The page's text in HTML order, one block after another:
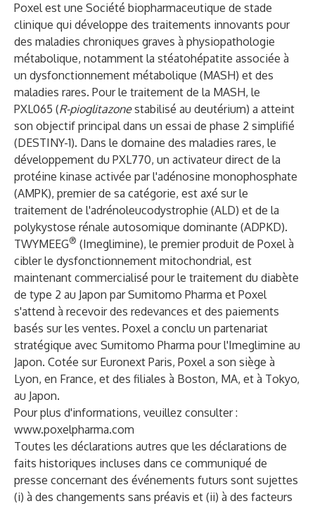
Poxel est une Société biopharmaceutique de stade
clinique qui développe des traitements innovants pour
des maladies chroniques graves à physiopathologie
métabolique, notamment la stéatohépatite associée à
un dysfonctionnement métabolique (MASH) et des
maladies rares. Pour le traitement de la MASH, le
PXL065 (R-pioglitazonestabilisé au deutérium) a atteint
son objectif principal dans un essai de phase 2 simplifié
(DESTINY-1). Dans le domaine des maladies rares, le
développement du PXL770, un activateur direct de la
protéine kinase activée par l'adénosine monophosphate
(AMPK), premier de sa catégorie, est axé sur le
traitement de l'adrénoleucodystrophie (ALD) et de la
polykystose rénale autosomique dominante (ADPKD).
TWYMEEG® (Imeglimine), le premier produit de Poxel à
cibler le dysfonctionnement mitochondrial, est
maintenant commercialisé pour le traitement du diabète
de type 2 au Japon par Sumitomo Pharma et Poxel
s'attend à recevoir des redevances et des paiements
basés sur les ventes. Poxel a conclu un partenariat
stratégique avec Sumitomo Pharma pour l'Imeglimine au
Japon. Cotée sur Euronext Paris, Poxel a son siège à
Lyon, en France, et des filiales à Boston, MA, et à Tokyo,
au Japon.
Pour plus d'informations, veuillez consulter :
www.poxelpharma.com
Toutes les déclarations autres que les déclarations de
faits historiques incluses dans ce communiqué de
presse concernant des événements futurs sont sujettes
(i) à des changements sans préavis et (ii) à des facteurs